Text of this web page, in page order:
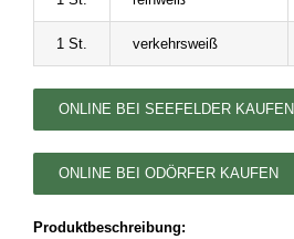
1 St. verkehrsweiß
ONLINE BEI SEEFELDER KAUFEN
ONLINE BEI ODÖRFER KAUFEN
Produktbeschreibung: